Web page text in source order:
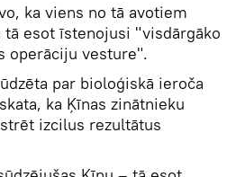
ka viens no tā avotiem
tā esot īstenojusi "visdārgāko
operāciju vesture".
par bioloģiskā ieroča
ka Ķīnas zinātnieku
izcilus rezultātus